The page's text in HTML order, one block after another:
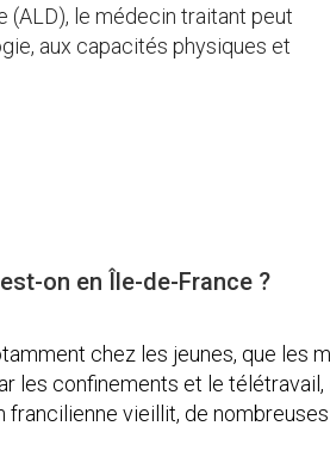
(ALD), le médecin traitant peut
aux capacités physiques et
on en Île-de-France ?
chez les jeunes, que les
les confinements et le
francilienne vieillit, de